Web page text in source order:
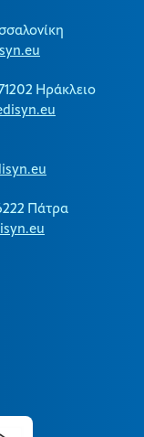
Ηράκλειο
Πάτρα